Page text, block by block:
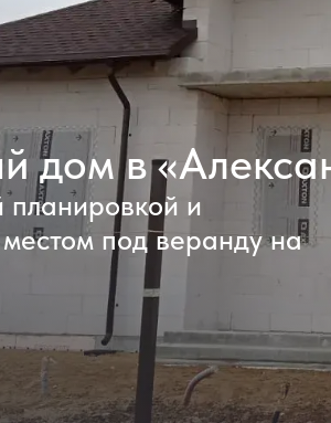
дом в
планировкой и
под веранду на